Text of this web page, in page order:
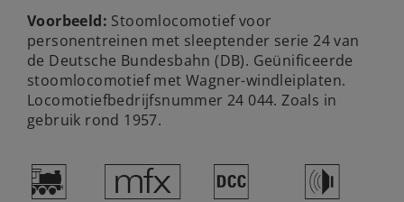
Voorbeeld: Stoomlocomotief voor
personentreinen met sleeptender serie 24 van
de Deutsche Bundesbahn (DB). Geünificeerde
stoomlocomotief met Wagner-windleiplaten.
Locomotiefbedrijfsnummer 24 044. Zoals in
gebruik rond 1957.
( e § h